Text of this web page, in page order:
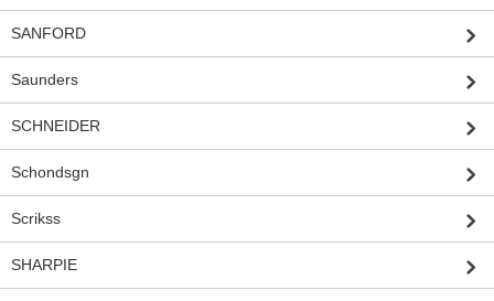
SANFORD
Saunders
SCHNEIDER
Schondsgn
Scrikss
SHARPIE